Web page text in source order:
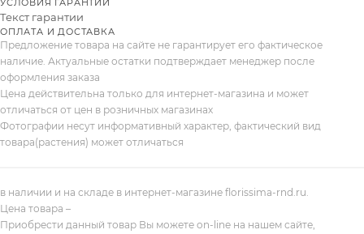
УСЛОВИЯ ГАРАНТИИ
Текст гарантии
ОПЛАТА И ДОСТАВКА
Предложение товара на сайте не гарантирует его фактическое
наличие. Актуальные остатки подтверждает менеджер после
оформления заказа
Цена действительна только для интернет-магазина и может
отличаться от цен в розничных магазинах
Фотографии несут информативный характер, фактический вид
товара(растения) может отличаться
в наличии и на складе в интернет-магазине florissima-rnd.ru.
Цена товара –
Приобрести данный товар Вы можете on-line на нашем сайте,